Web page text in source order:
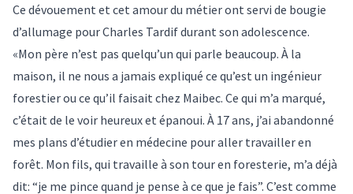
Ce dévouement et cet amour du métier ont servi de bougie
d’allumage pour Charles Tardif durant son adolescence.
«Mon père n’est pas quelqu’un qui parle beaucoup. À la
maison, il ne nous a jamais expliqué ce qu’est un ingénieur
forestier ou ce qu’il faisait chez Maibec. Ce qui m’a marqué,
c’était de le voir heureux et épanoui. À 17 ans, j’ai abandonné
mes plans d’étudier en médecine pour aller travailler en
forêt. Mon fils, qui travaille à son tour en foresterie, m’a déjà
dit: “je me pince quand je pense à ce que je fais”. C’est comme